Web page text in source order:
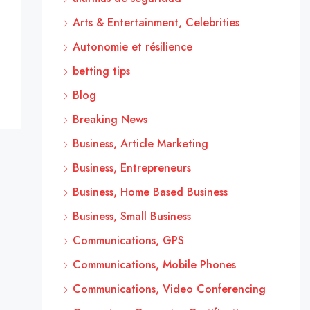
Arts & Entertainment, Celebrities
Autonomie et résilience
betting tips
Blog
Breaking News
Business, Article Marketing
Business, Entrepreneurs
Business, Home Based Business
Business, Small Business
Communications, GPS
Communications, Mobile Phones
Communications, Video Conferencing